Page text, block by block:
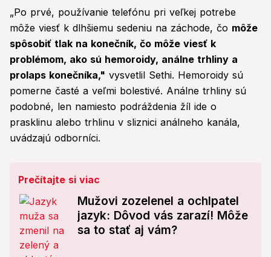
„Po prvé, používanie telefónu pri veľkej potrebe
môže viesť k dlhšiemu sedeniu na záchode, čo môže
spôsobiť tlak na konečník, čo môže viesť k
problémom, ako sú hemoroidy, análne trhliny a
prolaps konečníka," vysvetlil Sethi. Hemoroidy sú
pomerne časté a veľmi bolestivé. Análne trhliny sú
podobné, len namiesto podráždenia žíl ide o
prasklinu alebo trhlinu v sliznici análneho kanála,
uvádzajú odborníci.
Prečítajte si viac
Mužovi zozelenel a ochlpatel
jazyk: Dôvod vás zarazí! Môže
sa to stať aj vám?